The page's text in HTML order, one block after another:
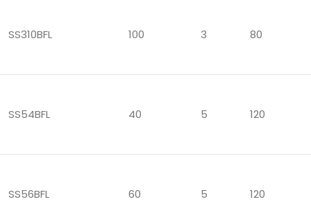
SS310BFL 100 3 80
SS54BFL 40 5 120
SS56BFL 60 5 120